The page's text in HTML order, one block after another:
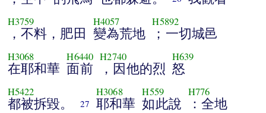
H3759
，不料，肥田
H4057
變為荒地
H5892
；一切城邑
H3068
在耶和華
H6440
面前
H2740
，因他的烈
H639
怒
H5422
都被拆毀。 27
H3068
耶和華
H559
如此說
H776
：全地